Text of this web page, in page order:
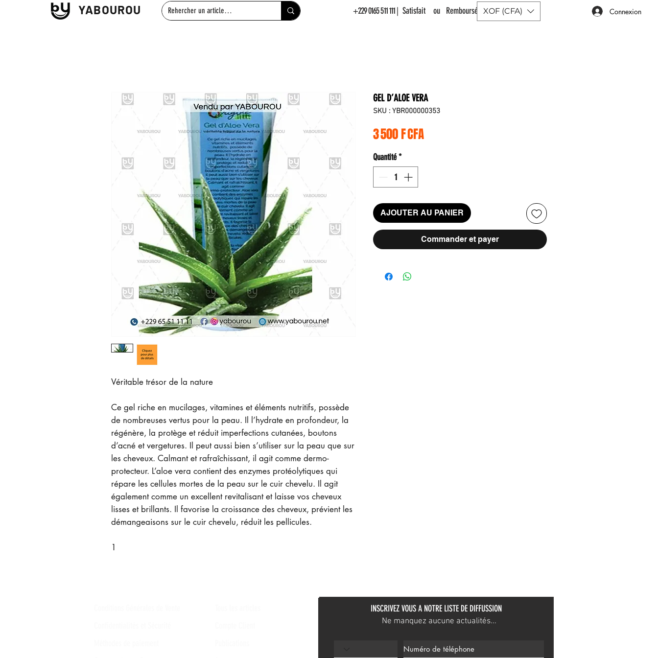
YABOUROU +229 0165 511 111| Satisfait ou Remboursé | Connexion
XOF (CFA)
Véritable trésor de la nature
Ce gel riche en mucilages, vitamines et éléments nutritifs, possède
de nombreuses vertus pour la peau. Il l’hydrate en profondeur, la
régénère, la protège et réduit imperfections cutanées, boutons
d’acné et vergetures. Il peut aussi bien s’utiliser sur la peau que sur
les cheveux. Calmant et rafraîchissant, il agit comme dermo-
protecteur. L’aloe vera contient des enzymes protéolytiques qui
répare les cellules mortes de la peau sur le cuir chevelu. Il agit
également comme un excellent revitalisant et laisse vos cheveux
lisses et brillants. Il favorise la croissance des cheveux, prévient les
démangeaisons sur le cuir chevelu, réduit les pellicules.
1
GEL D’ALOE VERA
SKU : YBR000000353
3 500 F CFAPrix
Quantité*
AJOUTER AU PANIER
Commander et payer
INSCRIVEZ VOUS A NOTRE LISTE DE DIFFUSSION
Ne manquez aucune actualités...